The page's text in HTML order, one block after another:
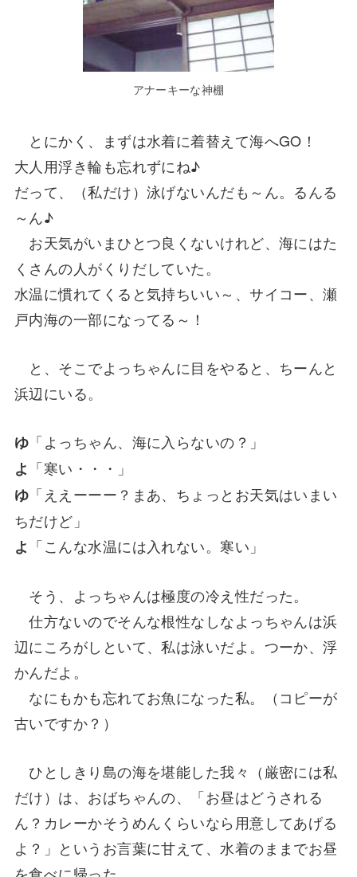
アナーキーな神棚
とにかく、まずは水着に着替えて海へGO！
大人用浮き輪も忘れずにね♪
だって、（私だけ）泳げないんだも～ん。るんる
～ん♪
お天気がいまひとつ良くないけれど、海にはた
くさんの人がくりだしていた。
水温に慣れてくると気持ちいい～、サイコー、瀬
戸内海の一部になってる～！
と、そこでよっちゃんに目をやると、ちーんと
浜辺にいる。
ゆ 「よっちゃん、海に入らないの？」
よ 「寒い・・・」
ゆ 「ええーーー？まあ、ちょっとお天気はいまい
ちだけど」
よ 「こんな水温には入れない。寒い」
そう、よっちゃんは極度の冷え性だった。
仕方ないのでそんな根性なしなよっちゃんは浜
辺にころがしといて、私は泳いだよ。つーか、浮
かんだよ。
なにもかも忘れてお魚になった私。（コピーが
古いですか？）
ひとしきり島の海を堪能した我々（厳密には私
だけ）は、おばちゃんの、「お昼はどうされる
ん？カレーかそうめんくらいなら用意してあげる
よ？」というお言葉に甘えて、水着のままでお昼
を食べに帰った。